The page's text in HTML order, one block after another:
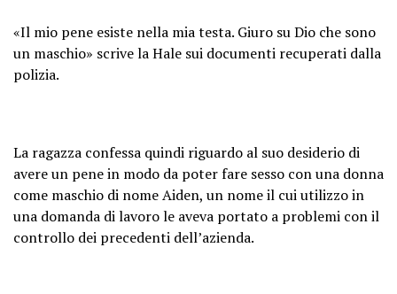
«Il mio pene esiste nella mia testa. Giuro su Dio che sono
un maschio» scrive la Hale sui documenti recuperati dalla
polizia.
La ragazza confessa quindi riguardo al suo desiderio di
avere un pene in modo da poter fare sesso con una donna
come maschio di nome Aiden, un nome il cui utilizzo in
una domanda di lavoro le aveva portato a problemi con il
controllo dei precedenti dell’azienda.